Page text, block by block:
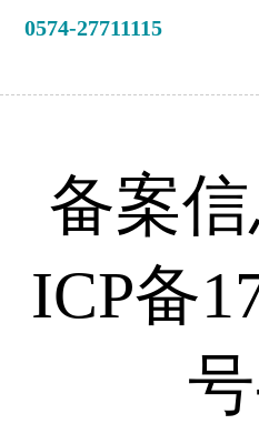
0574-27711115
备案
ICP备